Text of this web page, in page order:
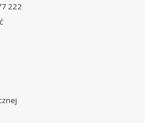
222